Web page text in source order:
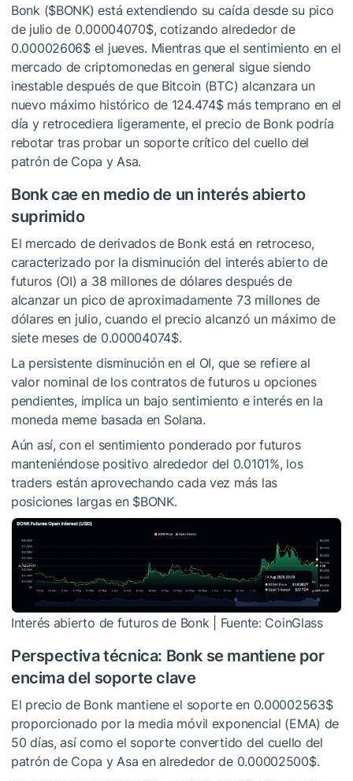
Bonk ($BONK) está extendiendo su caída desde su pico
de julio de 0.00004070$, cotizando alrededor de
0.00002606$ el jueves. Mientras que el sentimiento en el
mercado de criptomonedas en general sigue siendo
inestable después de que Bitcoin (BTC) alcanzara un
nuevo máximo histórico de 124.474$ más temprano en el
día y retrocediera ligeramente, el precio de Bonk podría
rebotar tras probar un soporte crítico del cuello del
patrón de Copa y Asa.
Bonk cae en medio de un interés abierto
suprimido
El mercado de derivados de Bonk está en retroceso,
caracterizado por la disminución del interés abierto de
futuros (OI) a 38 millones de dólares después de
alcanzar un pico de aproximadamente 73 millones de
dólares en julio, cuando el precio alcanzó un máximo de
siete meses de 0.00004074$.
La persistente disminución en el OI, que se refiere al
valor nominal de los contratos de futuros u opciones
pendientes, implica un bajo sentimiento e interés en la
moneda meme basada en Solana.
Aún así, con el sentimiento ponderado por futuros
manteniéndose positivo alrededor del 0.0101%, los
traders están aprovechando cada vez más las
posiciones largas en $BONK.
Interés abierto de futuros de Bonk | Fuente: CoinGlass
Perspectiva técnica: Bonk se mantiene por
encima del soporte clave
El precio de Bonk mantiene el soporte en 0.00002563$
proporcionado por la media móvil exponencial (EMA) de
50 días, así como el soporte convertido del cuello del
patrón de Copa y Asa en alrededor de 0.00002500$.